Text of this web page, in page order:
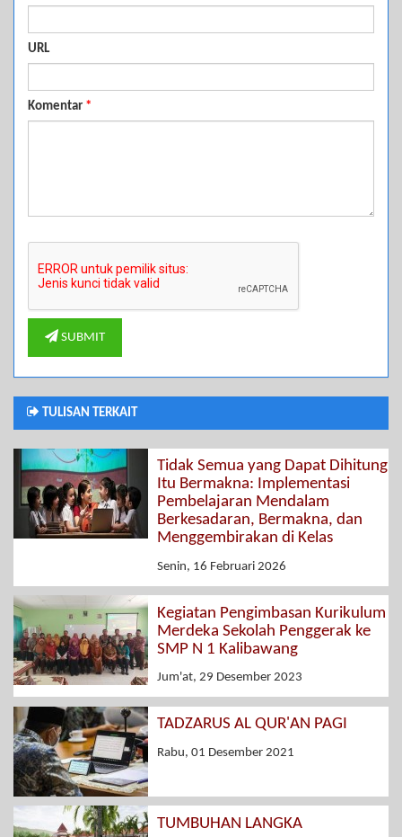
URL
Komentar *
SUBMIT
TULISAN TERKAIT
Tidak Semua yang Dapat Dihitung
Itu Bermakna: Implementasi
Pembelajaran Mendalam
Berkesadaran, Bermakna, dan
Menggembirakan di Kelas
Senin, 16 Februari 2026
Kegiatan Pengimbasan Kurikulum
Merdeka Sekolah Penggerak ke
SMP N 1 Kalibawang
Jum'at, 29 Desember 2023
TADZARUS AL QUR'AN PAGI
Rabu, 01 Desember 2021
TUMBUHAN LANGKA